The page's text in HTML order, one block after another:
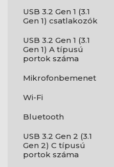
USB 3.2 Gen 1 (3.1
Gen 1) csatlakozók
USB 3.2 Gen 1 (3.1
Gen 1) A típusú
portok száma
Mikrofonbemenet
Wi-Fi
Bluetooth
USB 3.2 Gen 2 (3.1
Gen 2) C típusú
portok száma